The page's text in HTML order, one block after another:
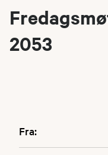
2053
Fra: